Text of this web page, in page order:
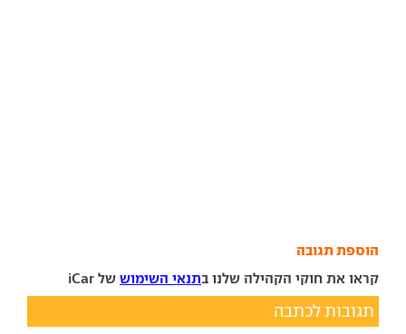
הוספת תגובה
קראו את חוקי הקהילה שלנו בתנאי השימוש של iCar
תגובות לכתבה